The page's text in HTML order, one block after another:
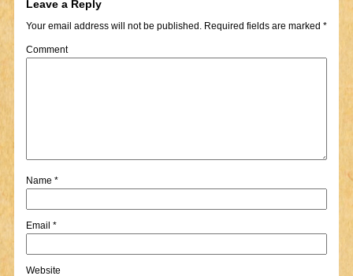
Leave a Reply
Your email address will not be published.Required fields are marked *
Comment
Name *
Email *
Website